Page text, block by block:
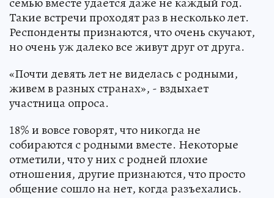
Такие встречи проходят раз в несколько лет.
Респонденты признаются, что очень скучают,
но очень уж далеко все живут друг от друга.
«Почти девять лет не виделась с родными,
живем в разных странах», - вздыхает
участница опроса.
18% и вовсе говорят, что никогда не
собираются с родными вместе. Некоторые
отметили, что у них с родней плохие
отношения, другие признаются, что просто
общение сошло на нет, когда разъехались.